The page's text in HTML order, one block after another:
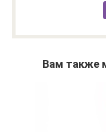
Вам также